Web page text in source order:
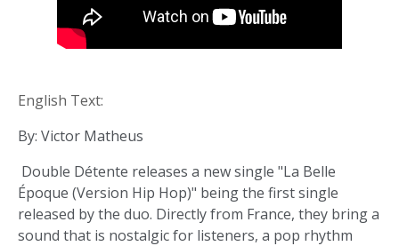
English Text:
By: Victor Matheus
Double Détente releases a new single "La Belle
Époque (Version Hip Hop)" being the first single
released by the duo. Directly from France, they bring a
sound that is nostalgic for listeners, a pop rhythm